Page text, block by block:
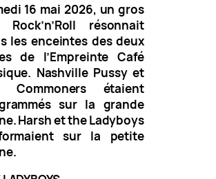
16 mai 2026, un gros
Rock’n’Roll résonnait
les enceintes des deux
de l’Empreinte Café
Nashville Pussy et
Commoners étaient
sur la grande
Harsh et the Ladyboys
sur la petite